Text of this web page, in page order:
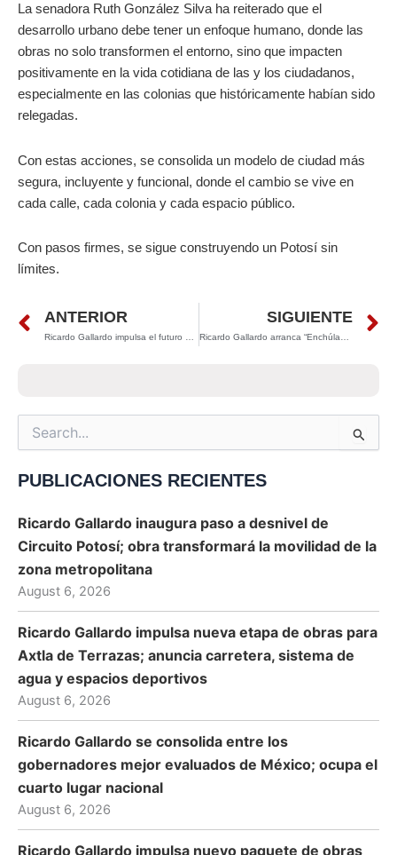
La senadora Ruth González Silva ha reiterado que el
desarrollo urbano debe tener un enfoque humano, donde las
obras no solo transformen el entorno, sino que impacten
positivamente en la vida cotidiana de las y los ciudadanos,
especialmente en las colonias que históricamente habían sido
relegadas.
Con estas acciones, se consolida un modelo de ciudad más
segura, incluyente y funcional, donde el cambio se vive en
cada calle, cada colonia y cada espacio público.
Con pasos firmes, se sigue construyendo un Potosí sin
límites.
Prev
ANTERIOR SIGUIENTE
Search
for:
PUBLICACIONES RECIENTES
Ricardo Gallardo inaugura paso a desnivel de
Circuito Potosí; obra transformará la movilidad de la
zona metropolitana
August 6, 2026
Ricardo Gallardo impulsa nueva etapa de obras para
Axtla de Terrazas; anuncia carretera, sistema de
agua y espacios deportivos
August 6, 2026
Ricardo Gallardo se consolida entre los
gobernadores mejor evaluados de México; ocupa el
cuarto lugar nacional
August 6, 2026
Ricardo Gallardo impulsa nuevo paquete de obras